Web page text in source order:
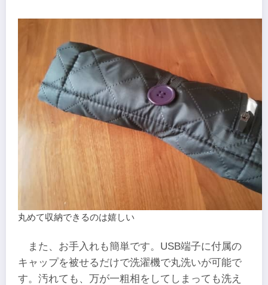
丸めて収納できるのは嬉しい
また、お手入れも簡単です。USB端子に付属の
キャップを被せるだけで洗濯機で丸洗いが可能で
す。汚れても、万が一粗相をしてしまっても洗え